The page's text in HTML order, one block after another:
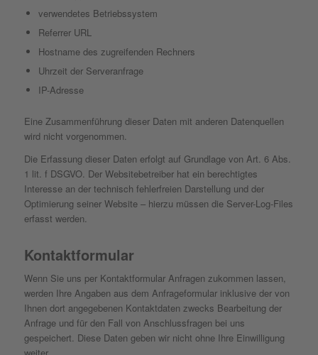
verwendetes Betriebssystem
Referrer URL
Hostname des zugreifenden Rechners
Uhrzeit der Serveranfrage
IP-Adresse
Eine Zusammenführung dieser Daten mit anderen Datenquellen
wird nicht vorgenommen.
Die Erfassung dieser Daten erfolgt auf Grundlage von Art. 6 Abs.
1 lit. f DSGVO. Der Websitebetreiber hat ein berechtigtes
Interesse an der technisch fehlerfreien Darstellung und der
Optimierung seiner Website – hierzu müssen die Server-Log-Files
erfasst werden.
Kontaktformular
Wenn Sie uns per Kontaktformular Anfragen zukommen lassen,
werden Ihre Angaben aus dem Anfrageformular inklusive der von
Ihnen dort angegebenen Kontaktdaten zwecks Bearbeitung der
Anfrage und für den Fall von Anschlussfragen bei uns
gespeichert. Diese Daten geben wir nicht ohne Ihre Einwilligung